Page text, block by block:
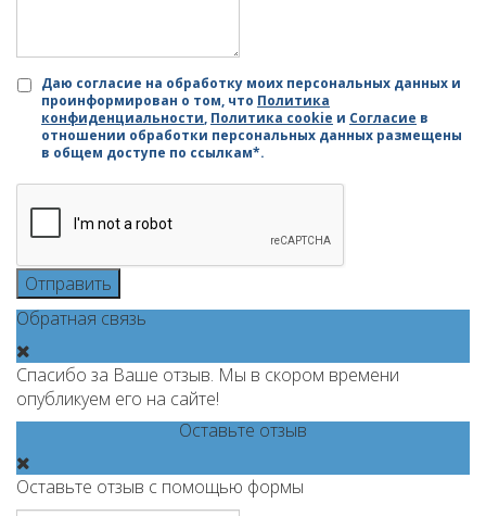
Даю согласие на обработку моих персональных данных и
проинформирован о том, что Политика
конфиденциальности, Политика cookie и Согласие в
отношении обработки персональных данных размещены
в общем доступе по ссылкам*.
Отправить
Обратная связь
Спасибо за Ваше отзыв. Мы в скором времени
опубликуем его на сайте!
Оставьте отзыв
Оставьте отзыв с помощью формы